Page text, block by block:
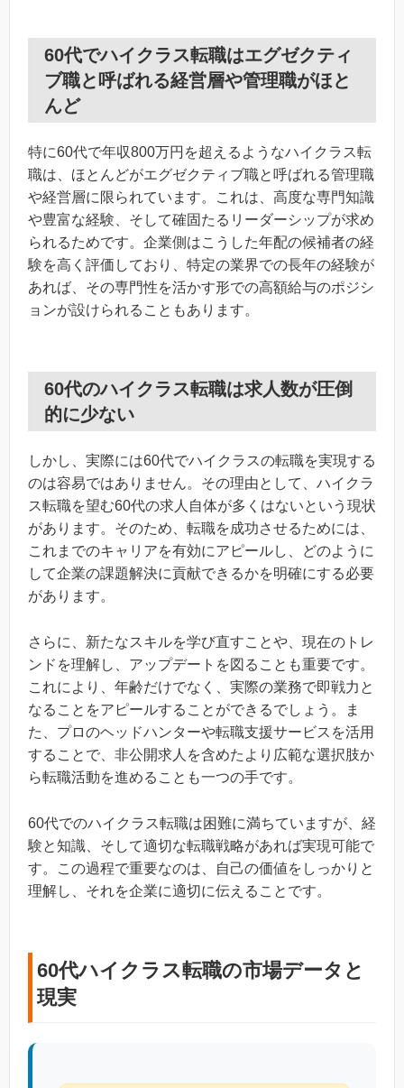
60代でハイクラス転職はエグゼクティ
ブ職と呼ばれる経営層や管理職がほと
んど
特に60代で年収800万円を超えるようなハイクラス転
職は、ほとんどがエグゼクティブ職と呼ばれる管理職
や経営層に限られています。これは、高度な専門知識
や豊富な経験、そして確固たるリーダーシップが求め
られるためです。企業側はこうした年配の候補者の経
験を高く評価しており、特定の業界での長年の経験が
あれば、その専門性を活かす形での高額給与のポジシ
ョンが設けられることもあります。
60代のハイクラス転職は求人数が圧倒
的に少ない
しかし、実際には60代でハイクラスの転職を実現する
のは容易ではありません。その理由として、ハイクラ
ス転職を望む60代の求人自体が多くはないという現状
があります。そのため、転職を成功させるためには、
これまでのキャリアを有効にアピールし、どのように
して企業の課題解決に貢献できるかを明確にする必要
があります。
さらに、新たなスキルを学び直すことや、現在のトレ
ンドを理解し、アップデートを図ることも重要です。
これにより、年齢だけでなく、実際の業務で即戦力と
なることをアピールすることができるでしょう。ま
た、プロのヘッドハンターや転職支援サービスを活用
することで、非公開求人を含めたより広範な選択肢か
ら転職活動を進めることも一つの手です。
60代でのハイクラス転職は困難に満ちていますが、経
験と知識、そして適切な転職戦略があれば実現可能で
す。この過程で重要なのは、自己の価値をしっかりと
理解し、それを企業に適切に伝えることです。
60代ハイクラス転職の市場データと
現実